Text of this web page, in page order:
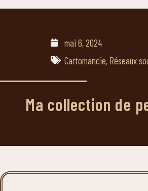
mai 6, 2024
Cartomancie, Réseaux
Ma collection de